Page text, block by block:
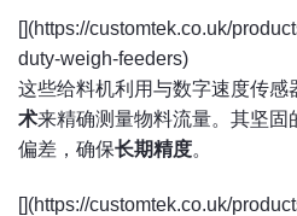
[](https://customtek.co.uk/
duty-weigh-feeders)
这些给料机利用与数字速度传感
术来精确测量物料流量。其坚
偏差，确保长期精度。
[](https://customtek.co.uk/